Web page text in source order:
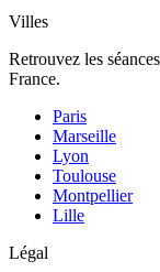
Villes
Retrouvez les
France.
Paris
Marseille
Lyon
Toulouse
Montpellier
Lille
Légal